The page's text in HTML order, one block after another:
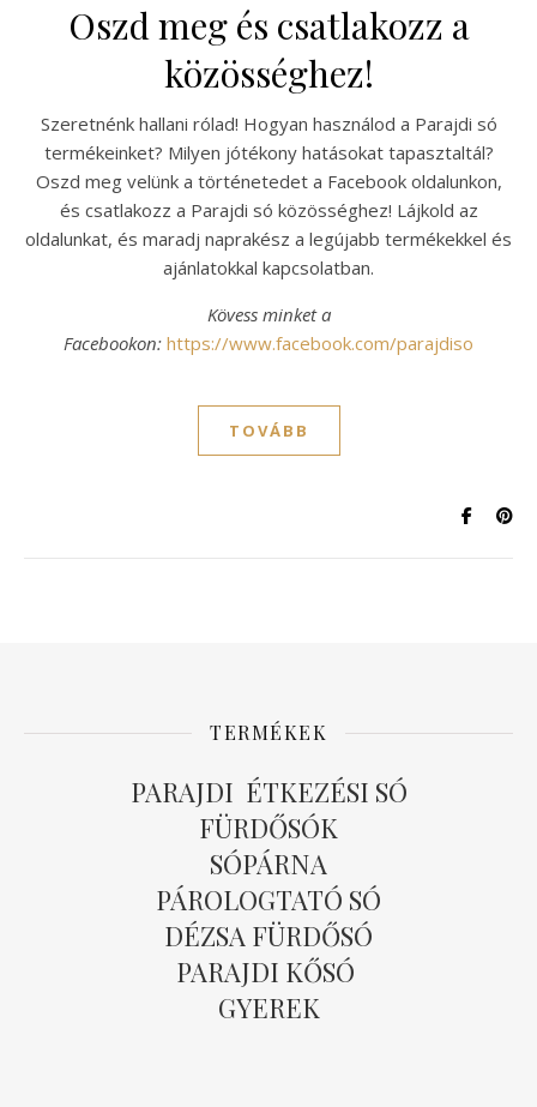
Oszd meg és csatlakozz a
közösséghez!
Szeretnénk hallani rólad! Hogyan használod a Parajdi só
termékeinket? Milyen jótékony hatásokat tapasztaltál?
Oszd meg velünk a történetedet a Facebook oldalunkon,
és csatlakozz a Parajdi só közösséghez! Lájkold az
oldalunkat, és maradj naprakész a legújabb termékekkel és
ajánlatokkal kapcsolatban.
Kövess minket a
Facebookon: https://www.facebook.com/parajdiso
TOVÁBB
TERMÉKEK
PARAJDI ÉTKEZÉSI SÓ
FÜRDŐSÓK
SÓPÁRNA
PÁROLOGTATÓ SÓ
DÉZSA FÜRDŐSÓ
PARAJDI KŐSÓ
GYEREK